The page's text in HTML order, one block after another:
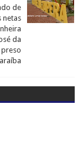
de
netas
da
preso